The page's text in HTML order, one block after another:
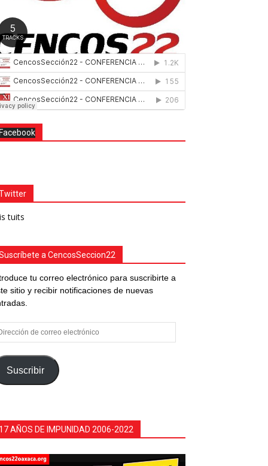
Facebook
tuits
a CencosSeccion22
tu correo electrónico para suscribirte a
sitio y recibir notificaciones de nuevas
Suscribir
17 AÑOS DE IMPUNIDAD 2006-2022